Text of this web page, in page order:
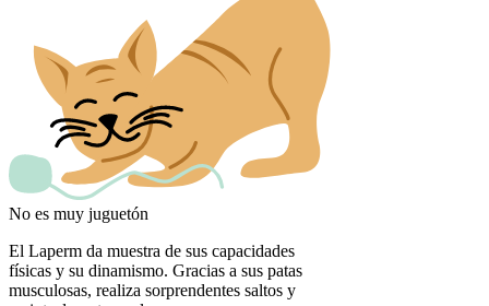
No es muy juguetón
El Laperm da muestra de sus capacidades
físicas y su dinamismo. Gracias a sus patas
musculosas, realiza sorprendentes saltos y